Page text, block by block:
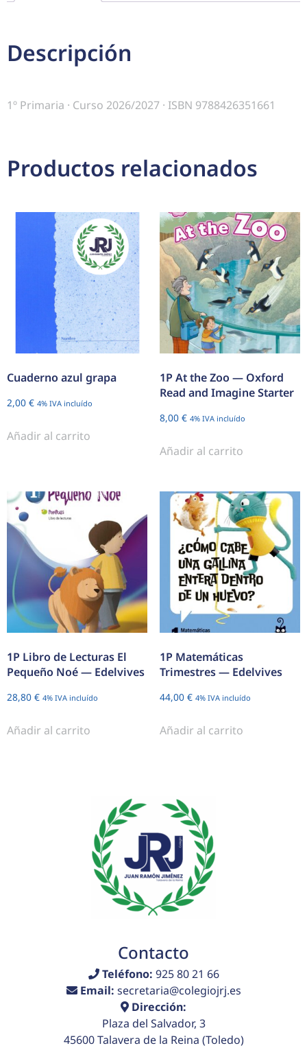
Descripción
1º Primaria · Curso 2026/2027 · ISBN 9788426351661
Productos relacionados
Cuaderno azul grapa
2,00 € 4% IVA incluído
Añadir al carrito
1P At the Zoo — Oxford
Read and Imagine Starter
8,00 € 4% IVA incluído
Añadir al carrito
1P Libro de Lecturas El
Pequeño Noé — Edelvives
28,80 € 4% IVA incluído
Añadir al carrito
1P Matemáticas
Trimestres — Edelvives
44,00 € 4% IVA incluído
Añadir al carrito
Contacto
Teléfono: 925 80 21 66
Email: secretaria@colegiojrj.es
Dirección:
Plaza del Salvador, 3
45600 Talavera de la Reina (Toledo)